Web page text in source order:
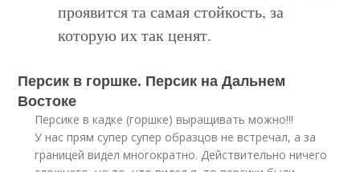
проявится та самая стойкость, за
которую их так ценят.
Персик в горшке. Персик на Дальнем
Востоке
Персике в кадке (горшке) выращивать можно!!!
У нас прям супер супер образцов не встречал, а за
границей видел многократно. Действительно ничего